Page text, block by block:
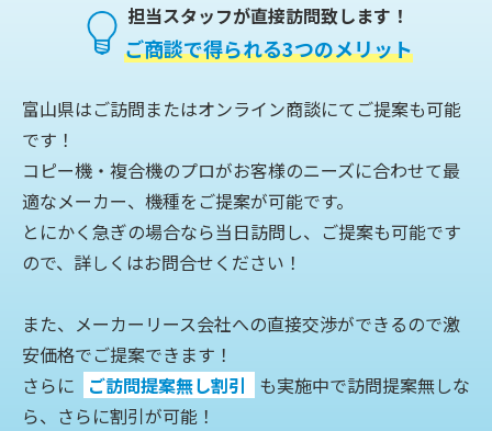
担当スタッフが直接訪問致します！
ご商談で得られる3つのメリット
富山県はご訪問またはオンライン商談にてご提案も可能
です！
コピー機・複合機のプロがお客様のニーズに合わせて最
適なメーカー、機種をご提案が可能です。
とにかく急ぎの場合なら当日訪問し、ご提案も可能です
ので、詳しくはお問合せください！
また、メーカーリース会社への直接交渉ができるので激
安価格でご提案できます！
さらに
ご訪問提案無し割引 も実施中で訪問提案無しな
ら、さらに割引が可能！